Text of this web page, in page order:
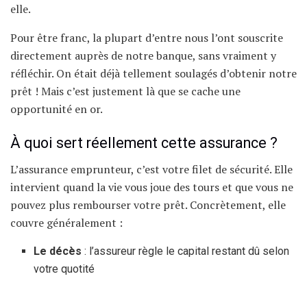
elle.
Pour être franc, la plupart d’entre nous l’ont souscrite
directement auprès de notre banque, sans vraiment y
réfléchir. On était déjà tellement soulagés d’obtenir notre
prêt ! Mais c’est justement là que se cache une
opportunité en or.
À quoi sert réellement cette assurance ?
L’assurance emprunteur, c’est votre filet de sécurité. Elle
intervient quand la vie vous joue des tours et que vous ne
pouvez plus rembourser votre prêt. Concrètement, elle
couvre généralement :
Le décès : l’assureur règle le capital restant dû selon
votre quotité